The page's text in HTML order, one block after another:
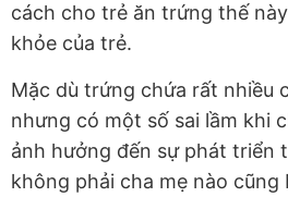
cách cho trẻ ăn trứng thế
khỏe của trẻ.
Mặc dù trứng chứa rất nhiều
nhưng có một số sai lầm khi
ảnh hưởng đến sự phát triển
không phải cha mẹ nào cũng